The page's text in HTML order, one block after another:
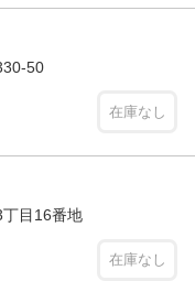
50
在庫なし
目16番地
在庫なし